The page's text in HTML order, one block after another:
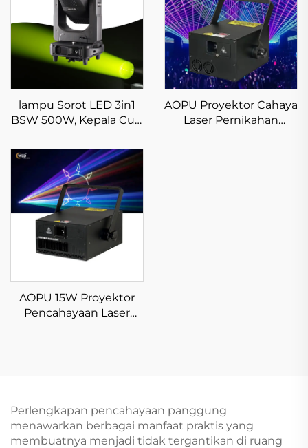
lampu Sorot LED 3in1
BSW 500W, Kepala Cuci
Pemotong Profil
Pembingkaian, Efek
CTO CMY
AOPU Proyektor Cahaya
Laser Pernikahan
AOPU 15W Proyektor
Pencahayaan Laser
Perlengkapan pencahayaan panggung
menawarkan berbagai manfaat praktis yang
membuatnya menjadi tidak tergantikan di ruang